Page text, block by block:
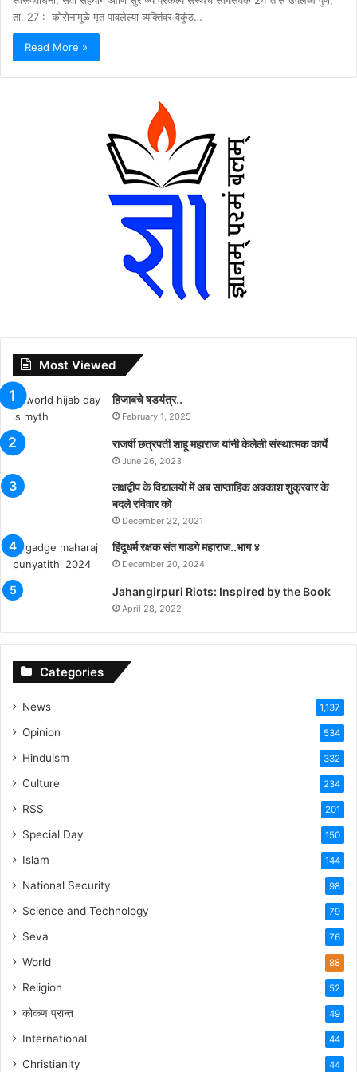
ता. 27 : कोरोनामुळे मृत पावलेल्या व्यक्तिंवर वैकुंठ…
Read More »
Most Viewed
हिजाबचे षडयंत्र..
February 1, 2025
राजर्षी छत्रपती शाहू महाराज यांनी केलेली संस्थात्मक कार्ये
June 26, 2023
लक्षद्वीप के विद्यालयों में अब साप्ताहिक अवकाश शुक्रवार के
बदले रविवार को
December 22, 2021
हिंदूधर्म रक्षक संत गाडगे महाराज..भाग ४
December 20, 2024
Jahangirpuri Riots: Inspired by the Book
April 28, 2022
Categories
News 1,137
Opinion 534
Hinduism 332
Culture 234
RSS 201
Special Day 150
Islam 144
National Security 98
Science and Technology 79
Seva 76
World 88
Religion 52
कोकण प्रान्त 49
International 44
Christianity 44